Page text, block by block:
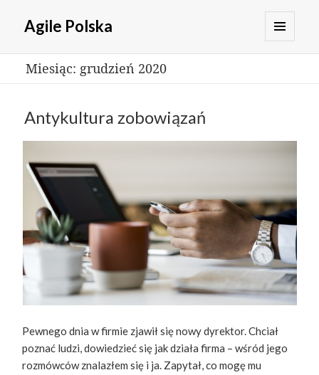
Agile Polska
Miesiąc: grudzień 2020
Antykultura zobowiązań
Pewnego dnia w firmie zjawił się nowy dyrektor. Chciał
poznać ludzi, dowiedzieć się jak działa firma – wśród jego
rozmówców znalazłem się i ja. Zapytał, co mogę mu